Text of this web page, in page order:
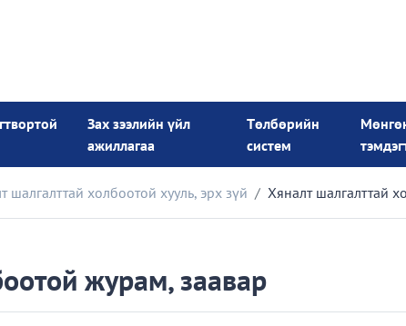
Зах зээлийн үйл
ажиллагаа
Төлбөрийн
систем
шалгалттай холбоотой хууль, эрх зүй Хяналт шалгалттай
журам, заавар